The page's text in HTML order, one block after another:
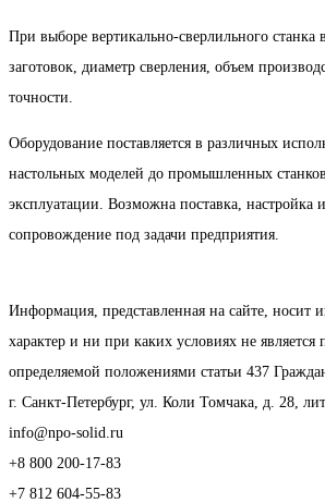
При выборе вертикально-сверлильного станка
заготовок, диаметр сверления, объем
точности.
Оборудование поставляется в различных
настольных моделей до промышленных
эксплуатации. Возможна поставка, настройка
сопровождение под задачи предприятия.
Информация, представленная на сайте, носит
характер и ни при каких условиях не является
определяемой положениями статьи 437
г. Санкт-Петербург, ул. Коли Томчака, д. 28,
info@npo-solid.ru
+8 800 200-17-83
+7 812 604-55-83